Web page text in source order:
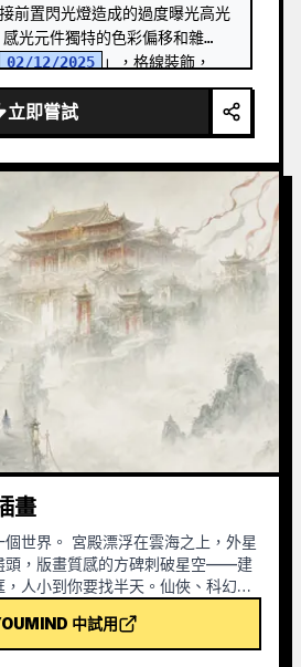
前置閃光燈造成的過度曝光高光
光元件獨特的色彩偏移和雜
02/12/2025
」，格線裝飾，
媒體質感，1:1 正方形構圖
立即嘗試
畫
雲海之上，外星
頭，版畫質感的方碑刺破星空——建
人小到你要找半天。仙俠、科幻、
面、桌布、概念插畫。
中試用